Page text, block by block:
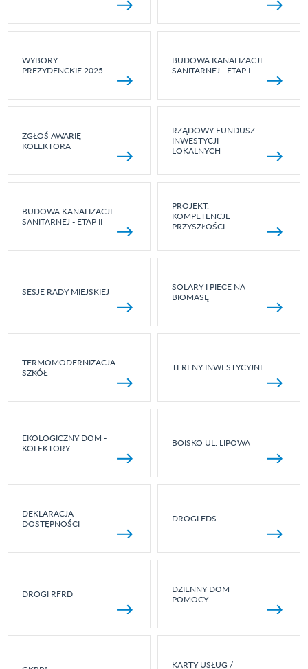
WYBORY
PREZYDENCKIE 2025
BUDOWA KANALIZACJI
SANITARNEJ - ETAP I
ZGŁOŚ AWARIĘ
KOLEKTORA
RZĄDOWY FUNDUSZ
INWESTYCJI
LOKALNYCH
BUDOWA KANALIZACJI
SANITARNEJ - ETAP II
PROJEKT:
KOMPETENCJE
PRZYSZŁOŚCI
SESJE RADY MIEJSKIEJ
SOLARY I PIECE NA
BIOMASĘ
TERMOMODERNIZACJA
SZKÓŁ
TERENY INWESTYCYJNE
EKOLOGICZNY DOM -
KOLEKTORY
BOISKO UL. LIPOWA
DEKLARACJA
DOSTĘPNOŚCI
DROGI FDS
DROGI RFRD
DZIENNY DOM
POMOCY
KARTY USŁUG /